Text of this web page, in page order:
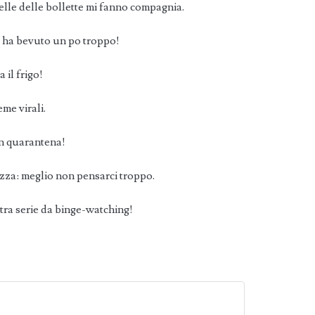
delle bollette mi fanno compagnia.
bevuto un po troppo!
il frigo!
virali.
quarantena!
meglio non pensarci troppo.
serie da binge-watching!